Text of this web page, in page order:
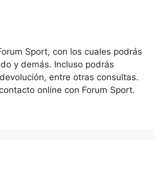
Sport, con los cuales podrás
y demás. Incluso podrás
entre otras consultas.
online con Forum Sport.